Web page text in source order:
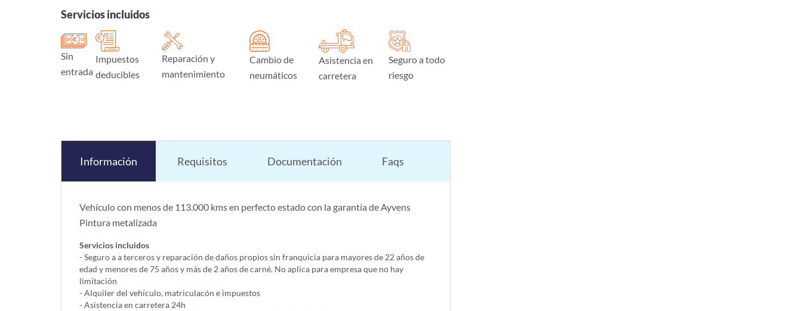
Servicios incluidos
Sin
entrada
Impuestos
deducibles
Reparación y
mantenimiento
Cambio de
neumáticos
Asistencia en
carretera
Seguro a todo
riesgo
Información Requisitos Documentación Faqs
Vehículo con menos de 113.000 kms en perfecto estado con la garantía de Ayvens
Pintura metalizada
Servicios incluidos
- Seguro a a terceros y reparación de daños propios sin franquicia para mayores de 22 años de
edad y menores de 75 años y más de 2 años de carné. No aplica para empresa que no hay
limitación
- Alquiler del vehí­culo, matriculacón e impuestos
- Asistencia en carretera 24h